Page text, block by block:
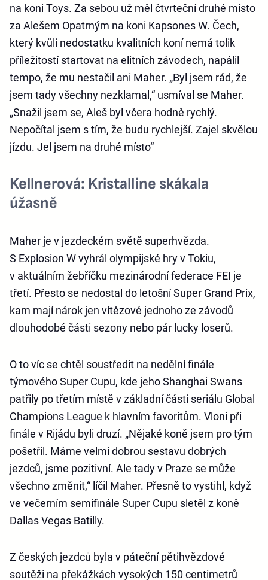
na koni Toys. Za sebou už měl čtvrteční druhé místo
za Alešem Opatrným na koni Kapsones W. Čech,
který kvůli nedostatku kvalitních koní nemá tolik
příležitostí startovat na elitních závodech, napálil
tempo, že mu nestačil ani Maher. „Byl jsem rád, že
jsem tady všechny nezklamal,“ usmíval se Maher.
„Snažil jsem se, Aleš byl včera hodně rychlý.
Nepočítal jsem s tím, že budu rychlejší. Zajel skvělou
jízdu. Jel jsem na druhé místo“
Kellnerová: Kristalline skákala
úžasně
Maher je v jezdeckém světě superhvězda.
S Explosion W vyhrál olympijské hry v Tokiu,
v aktuálním žebříčku mezinárodní federace FEI je
třetí. Přesto se nedostal do letošní Super Grand Prix,
kam mají nárok jen vítězové jednoho ze závodů
dlouhodobé části sezony nebo pár lucky loserů.
O to víc se chtěl soustředit na nedělní finále
týmového Super Cupu, kde jeho Shanghai Swans
patřily po třetím místě v základní části seriálu Global
Champions League k hlavním favoritům. Vloni při
finále v Rijádu byli druzí. „Nějaké koně jsem pro tým
pošetřil. Máme velmi dobrou sestavu dobrých
jezdců, jsme pozitivní. Ale tady v Praze se může
všechno změnit,“ líčil Maher. Přesně to vystihl, když
ve večerním semifinále Super Cupu sletěl z koně
Dallas Vegas Batilly.
Z českých jezdců byla v páteční pětihvězdové
soutěži na překážkách vysokých 150 centimetrů